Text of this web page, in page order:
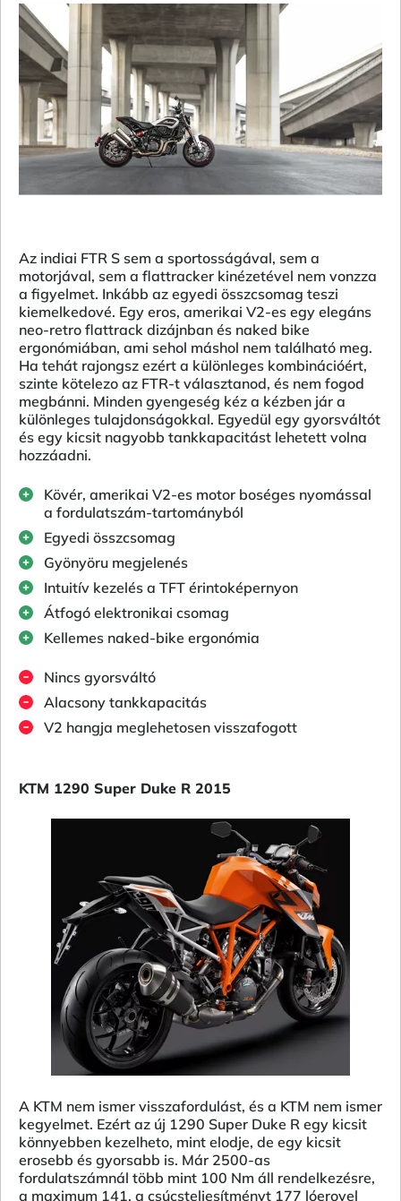
Az indiai FTR S sem a sportosságával, sem a
motorjával, sem a flattracker kinézetével nem vonzza
a figyelmet. Inkább az egyedi összcsomag teszi
kiemelkedové. Egy eros, amerikai V2-es egy elegáns
neo-retro flattrack dizájnban és naked bike
ergonómiában, ami sehol máshol nem található meg.
Ha tehát rajongsz ezért a különleges kombinációért,
szinte kötelezo az FTR-t választanod, és nem fogod
megbánni. Minden gyengeség kéz a kézben jár a
különleges tulajdonságokkal. Egyedül egy gyorsváltót
és egy kicsit nagyobb tankkapacitást lehetett volna
hozzáadni.
Kövér, amerikai V2-es motor boséges nyomással
a fordulatszám-tartományból
Egyedi összcsomag
Gyönyöru megjelenés
Intuitív kezelés a TFT érintoképernyon
Átfogó elektronikai csomag
Kellemes naked-bike ergonómia
Nincs gyorsváltó
Alacsony tankkapacitás
V2 hangja meglehetosen visszafogott
KTM 1290 Super Duke R 2015
A KTM nem ismer visszafordulást, és a KTM nem ismer
kegyelmet. Ezért az új 1290 Super Duke R egy kicsit
könnyebben kezelheto, mint elodje, de egy kicsit
erosebb és gyorsabb is. Már 2500-as
fordulatszámnál több mint 100 Nm áll rendelkezésre,
a maximum 141, a csúcsteljesítményt 177 lóerovel